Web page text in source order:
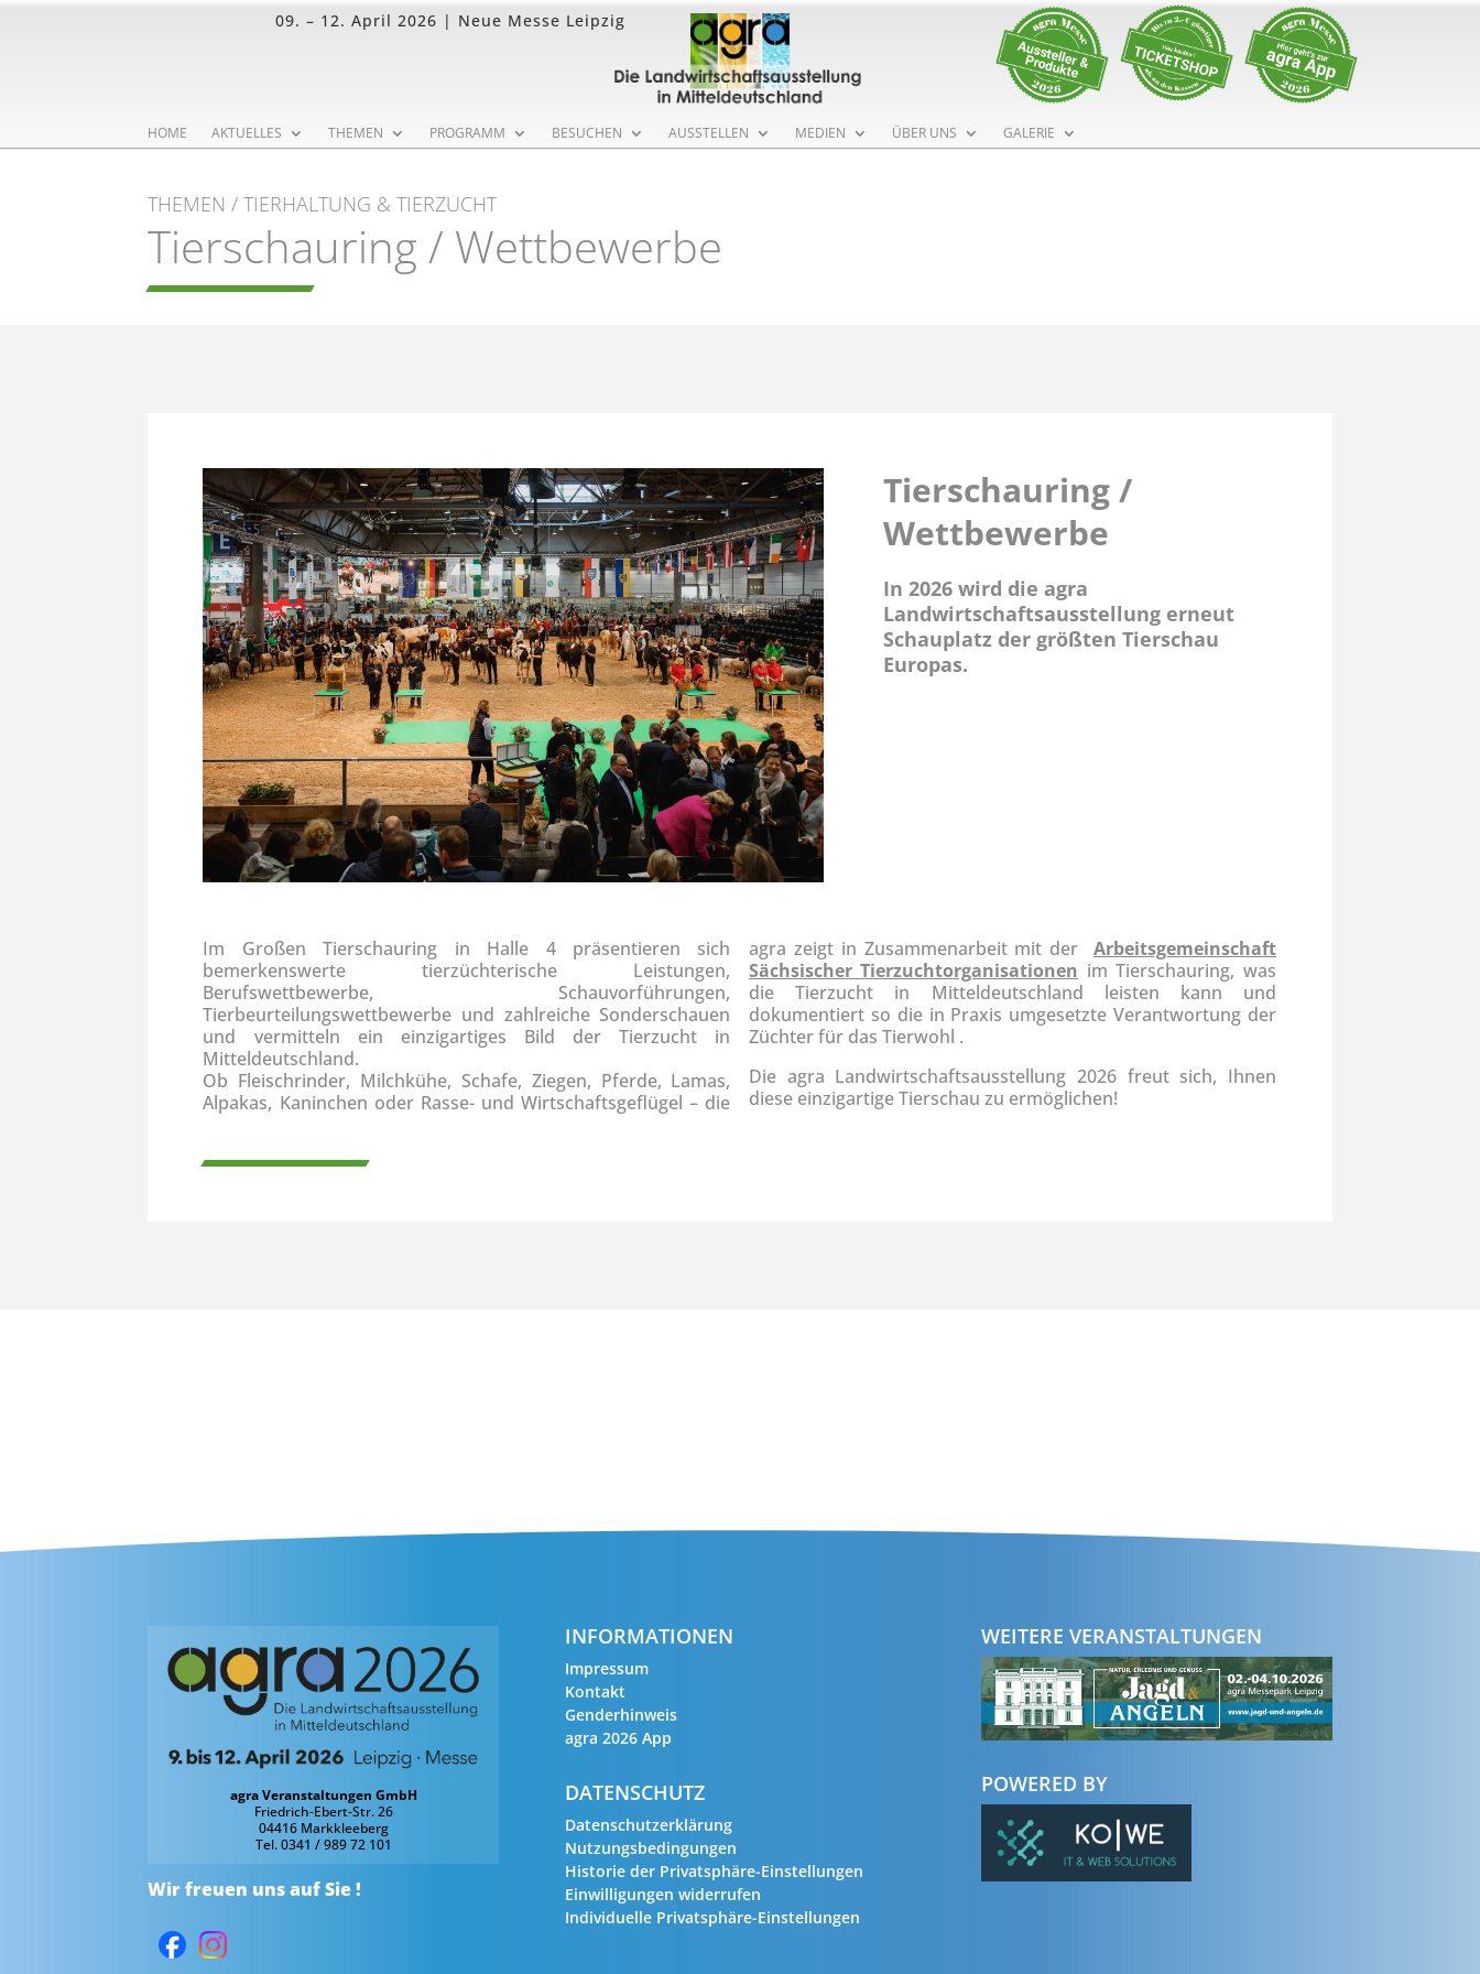
09. – 12. April 2026 | Neue Messe Leipzig
HOME AKTUELLES THEMEN PROGRAMM BESUCHEN AUSSTELLEN MEDIEN ÜBER UNS GALERIE
THEMEN / TIERHALTUNG & TIERZUCHT
Tierschauring / Wettbewerbe
Tierschauring /
Wettbewerbe
In 2026 wird die agra
Landwirtschaftsausstellung erneut
Schauplatz der größten Tierschau
Europas.
Im Großen Tierschauring in Halle 4 präsentieren sich
bemerkenswerte tierzüchterische Leistungen,
Berufswettbewerbe, Schauvorführungen,
Tierbeurteilungswettbewerbe und zahlreiche Sonderschauen
und vermitteln ein einzigartiges Bild der Tierzucht in
Mitteldeutschland.
Ob Fleischrinder, Milchkühe, Schafe, Ziegen, Pferde, Lamas,
Alpakas, Kaninchen oder Rasse- und Wirtschaftsgeflügel – die
agra zeigt in Zusammenarbeit mit der Arbeitsgemeinschaft
Sächsischer Tierzuchtorganisationen im Tierschauring, was
die Tierzucht in Mitteldeutschland leisten kann und
dokumentiert so die in Praxis umgesetzte Verantwortung der
Züchter für das Tierwohl .
Die agra Landwirtschaftsausstellung 2026 freut sich, Ihnen
diese einzigartige Tierschau zu ermöglichen!
agra Veranstaltungen GmbH
Friedrich-Ebert-Str. 26
04416 Markkleeberg
Tel. 0341 / 989 72 101
Wir freuen uns auf Sie !
INFORMATIONEN
Impressum
Kontakt
Genderhinweis
agra 2026 App
DATENSCHUTZ
Datenschutzerklärung
Nutzungsbedingungen
Historie der Privatsphäre-Einstellungen
Einwilligungen widerrufen
Individuelle Privatsphäre-Einstellungen
WEITERE VERANSTALTUNGEN
POWERED BY